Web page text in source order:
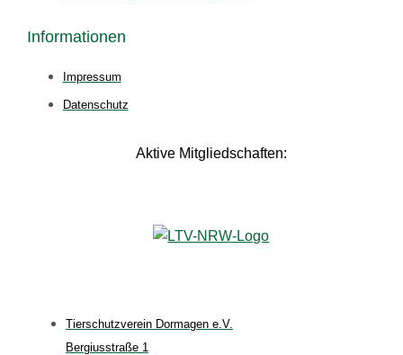
Informationen
Impressum
Datenschutz
Aktive Mitgliedschaften:
Tierschutzverein Dormagen e.V.
Bergiusstraße 1